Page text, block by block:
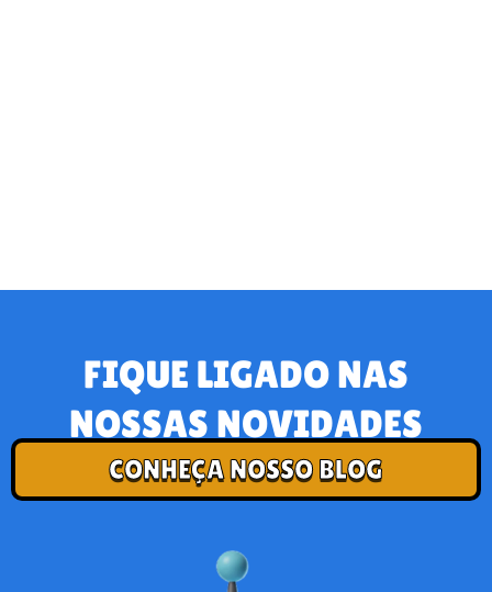
FIQUE LIGADO NAS
NOSSAS NOVIDADES
CONHEÇA NOSSO BLOG